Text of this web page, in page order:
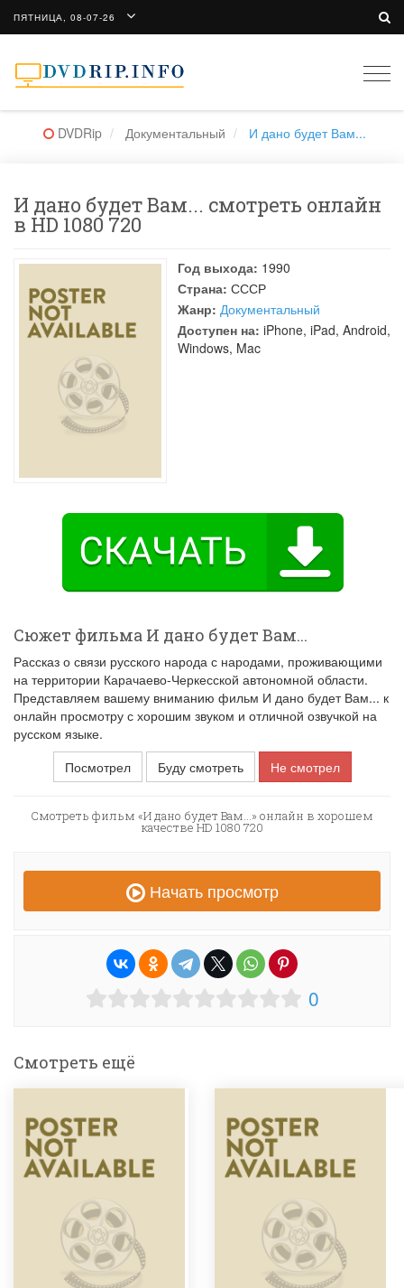
ПЯТНИЦА, 08-07-26
DVDRip Документальный И дано будет Вам...
И дано будет Вам... смотреть онлайн
в HD 1080 720
Год выхода: 1990
Страна: СССР
Жанр: Документальный
Доступен на: iPhone, iPad, Android,
Windows, Mac
Сюжет фильма И дано будет Вам...
Рассказ о связи русского народа с народами, проживающими
на территории Карачаево-Черкесской автономной области.
Представляем вашему вниманию фильм И дано будет Вам... к
онлайн просмотру с хорошим звуком и отличной озвучкой на
русском языке.
Посмотрел
Буду смотреть Не смотрел
Смотреть фильм «И дано будет Вам...» онлайн в хорошем
качестве HD 1080 720
Начать просмотр
0
Смотреть ещё